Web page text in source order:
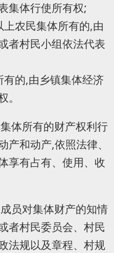
集体行使所有权;
农民集体所有的,由
者村民小组依法代表
的,由乡镇集体经济
体所有的财产权利行
和动产,依照法律、
享有占有、使用、收
员对集体财产的知情
者村民委员会、村民
法规以及章程、村规